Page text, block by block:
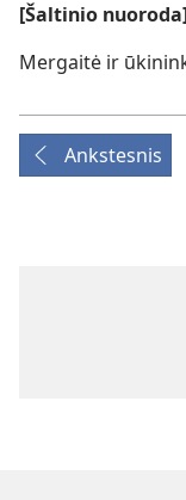
[Šaltinio
Mergaitė ir
Ankstesnis